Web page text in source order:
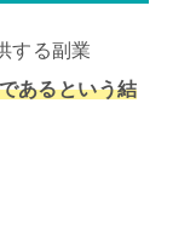
する副業
あるという結